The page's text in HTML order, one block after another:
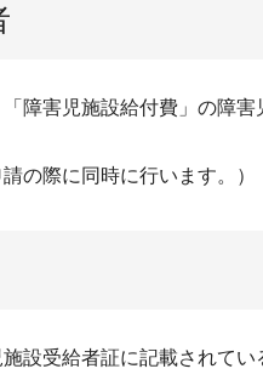
障害児施設給付費」の障
の際に同時に行います。）
設受給者証に記載されて